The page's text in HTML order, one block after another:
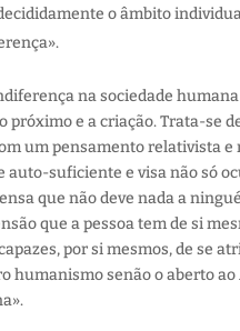
o âmbito
na sociedade
próximo e a criação. Trata-se
um pensamento relativista e
auto-suficiente e visa não só
que não deve nada a
que a pessoa tem de si
por si mesmos, de se
humanismo senão o aberto